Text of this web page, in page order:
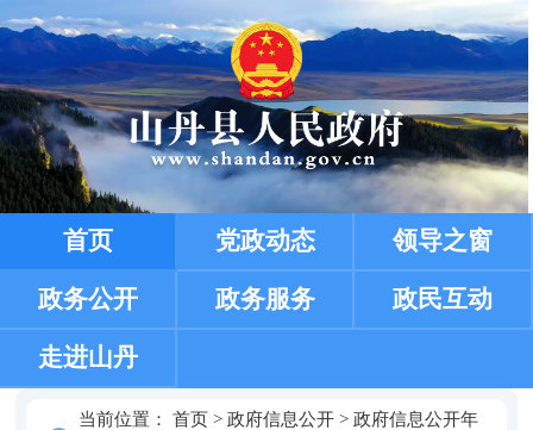
首页 党政动态 领导之窗
政务公开 政务服务 政民互动
走进山丹
当前位置： 首页> 政府信息公开> 政府信息公开年